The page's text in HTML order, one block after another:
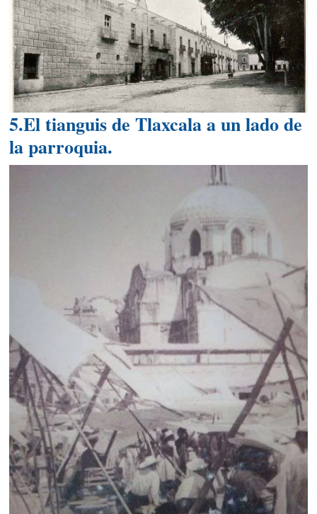
5.El tianguis de Tlaxcala a un lado de
la parroquia.